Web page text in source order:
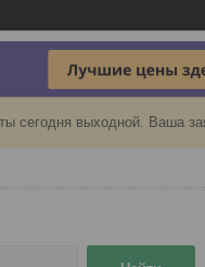
сегодня выходной. Ваша